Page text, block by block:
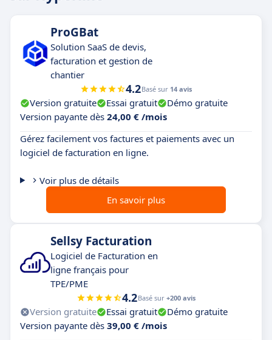
bord ultra-détaillé
claire et instantanée de votre MRR, churn,
LTV et cashflow . Prenez des décisions
stratégiques et éclairées
données fiables.
Intégrations natives avec vos outils SaaS :
Hyperline s’intègre directement avec
PayPal, Salesforce, HubSpot, QuickBooks,
Xero et bien d’autres.Aucune double saisie,
avec vos outils de gestion existants.
Gestion fiscale et conformité internationale :
ne perdez plus des heures sur la TVA, les taxes
locales et la conformité. Hyperline automatise la
gestion fiscale et réglementaire
marché, réduisant ainsi les risques d’erreurs et
de pénalités.
Pensé pour les équipes financières modernes
:Hyperline est conçu pourles startups et scale-
ups SaaSqui ont besoin d’un outil
ProGBat
Solution SaaS de devis,
facturation et gestion de
chantier
4.2Basé sur 14 avis
Version gratuite Essai gratuit
Démo gratuite
Version payante dès 24,00 € /mois
Gérez facilement vos factures et paiements avec un
logiciel de facturation en ligne.
Voir plus de détails
En savoir plus
Sellsy Facturation
Logiciel de Facturation en
ligne français pour
TPE/PME
4.2Basé sur +200 avis
Version gratuite Essai gratuit
Démo gratuite
Version payante dès 39,00 € /mois